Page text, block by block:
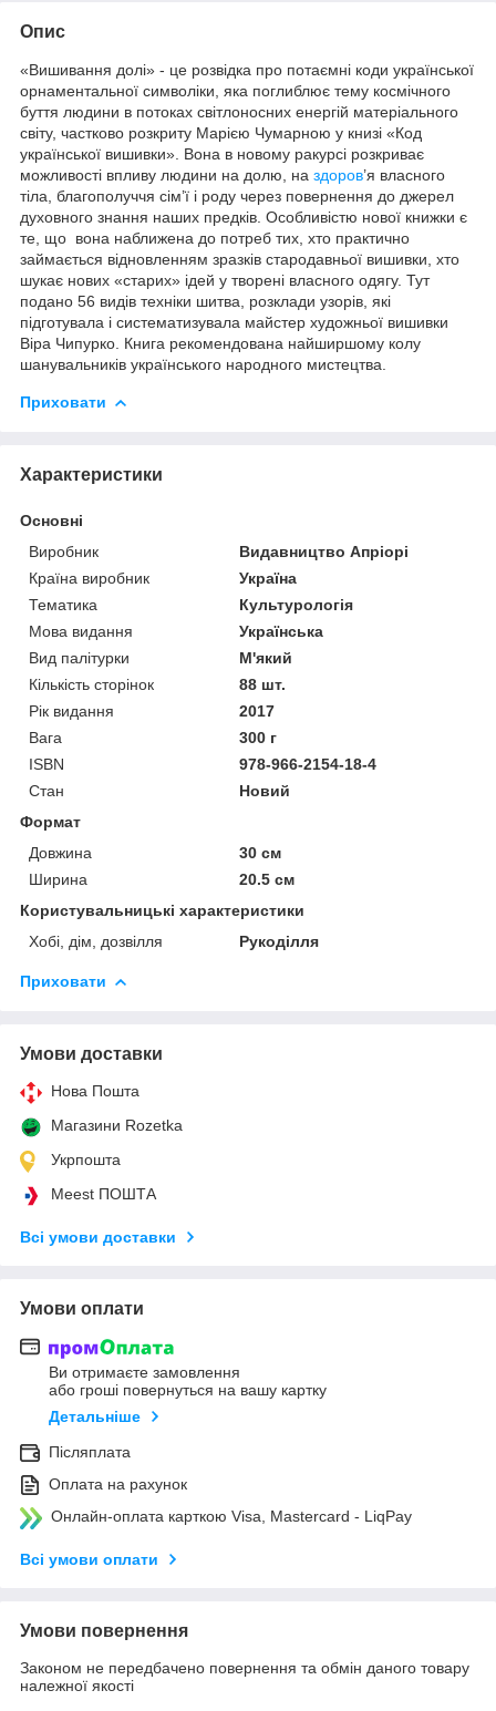
Опис
«Вишивання долі» - це розвідка про потаємні коди української
орнаментальної символіки, яка поглиблює тему космічного
буття людини в потоках світлоносних енергій матеріального
світу, частково розкриту Марією Чумарною у книзі «Код
української вишивки». Вона в новому ракурсі розкриває
можливості впливу людини на долю, на здоров’я власного
тіла, благополуччя сім’ї і роду через повернення до джерел
духовного знання наших предків. Особливістю нової книжки є
те, що вона наближена до потреб тих, хто практично
займається відновленням зразків стародавньої вишивки, хто
шукає нових «старих» ідей у творені власного одягу. Тут
подано 56 видів техніки шитва, розклади узорів, які
підготувала і систематизувала майстер художньої вишивки
Віра Чипурко. Книга рекомендована найширшому колу
шанувальників українського народного мистецтва.
Приховати
Характеристики
Основні
Виробник
Видавництво Апріорі
Країна виробник
Україна
Тематика
Культурологія
Мова видання
Українська
Вид палітурки
М'який
Кількість сторінок
88 шт.
Рік видання
2017
Вага
300 г
ISBN
978-966-2154-18-4
Стан
Новий
Формат
Довжина
30 см
Ширина
20.5 см
Користувальницькі характеристики
Хобі, дім, дозвілля
Рукоділля
Приховати
Умови доставки
Нова Пошта
Магазини Rozetka
Укрпошта
Meest ПОШТА
Всі умови доставки
Умови оплати
Ви отримаєте замовлення
або гроші повернуться на вашу картку
Детальніше
Післяплата
Оплата на рахунок
Онлайн-оплата карткою Visa, Mastercard - LiqPay
Всі умови оплати
Умови повернення
Законом не передбачено повернення та обмін даного товару
належної якості